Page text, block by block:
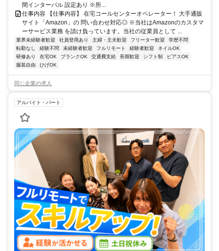
間インターバル 設定あり ※所...
仕事内容 【仕事内容】 在宅コールセンターオペレーター！ 大手通販
サイト「Amazon」の 問い合わせ対応◎ ※当社はAmazonのカスタマ
ーサービス業務 を請け負っています。当社の従業員として ...
業界未経験者歓迎 社員登用あり 主婦・主夫歓迎 フリーター歓迎
学歴不問
転勤なし
経験不問 未経験者歓迎 フルリモート 経験者歓迎
ネイルOK
研修あり
在宅OK ブランクOK 交通費支給 長期歓迎 シフト制
ピアスOK
服装自由
ひげOK
同じ企業の求人
アルバイト・パート